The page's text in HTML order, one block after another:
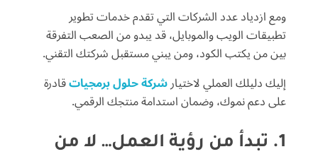
ومع ازدياد عدد الشركات التي تقدم خدمات تطوير
تطبيقات الويب والموبايل، قد يبدو من الصعب التفرقة
بين من يكتب الكود، ومن يبني مستقبل شركتك التقني.
إليك دليلك العملي لاختيارشركة حلول برمجياتقادرة
على دعم نموك، وضمان استدامة منتجك الرقمي.
1. تبدأ من رؤية العمل… لا من